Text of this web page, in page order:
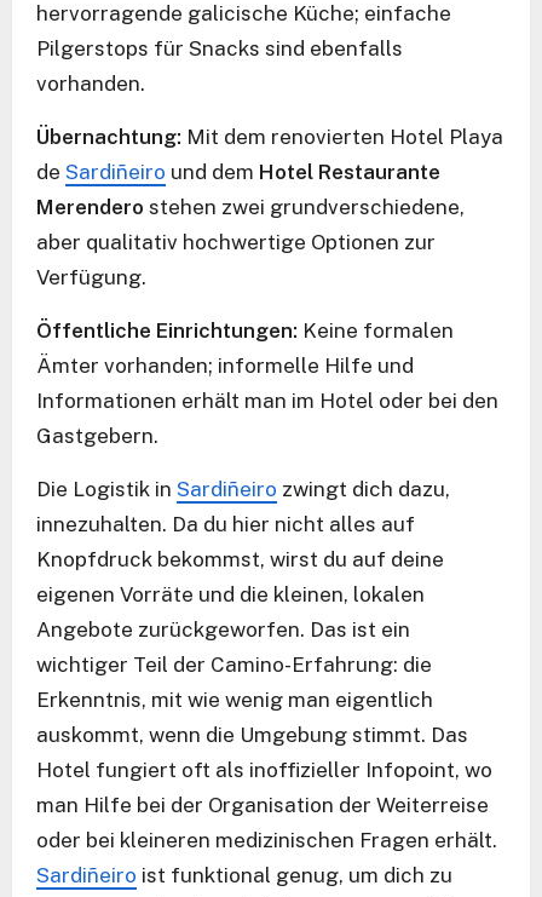
hervorragende galicische Küche; einfache
Pilgerstops für Snacks sind ebenfalls
vorhanden.
Übernachtung: Mit dem renovierten Hotel Playa
de Sardiñeiro und dem Hotel Restaurante
Merendero stehen zwei grundverschiedene,
aber qualitativ hochwertige Optionen zur
Verfügung.
Öffentliche Einrichtungen: Keine formalen
Ämter vorhanden; informelle Hilfe und
Informationen erhält man im Hotel oder bei den
Gastgebern.
Die Logistik in Sardiñeiro zwingt dich dazu,
innezuhalten. Da du hier nicht alles auf
Knopfdruck bekommst, wirst du auf deine
eigenen Vorräte und die kleinen, lokalen
Angebote zurückgeworfen. Das ist ein
wichtiger Teil der Camino-Erfahrung: die
Erkenntnis, mit wie wenig man eigentlich
auskommt, wenn die Umgebung stimmt. Das
Hotel fungiert oft als inoffizieller Infopoint, wo
man Hilfe bei der Organisation der Weiterreise
oder bei kleineren medizinischen Fragen erhält.
Sardiñeiro ist funktional genug, um dich zu